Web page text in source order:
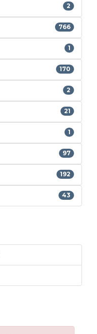
2
766
1
170
2
21
1
97
192
43